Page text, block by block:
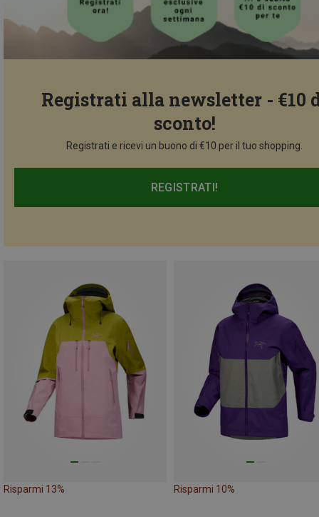
Registrati alla newsletter - €10
sconto!
Registrati e ricevi un buono di €10 per il tuo shopping.
REGISTRATI!
Risparmi 13% Risparmi 10%